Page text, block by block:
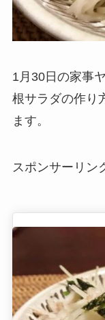
1月30日の家事
根サラダの作り
ます。
スポンサーリン